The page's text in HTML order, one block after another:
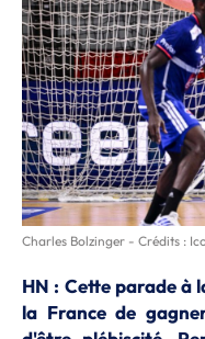
Charles Bolzinger - Crédits :
HN : Cette parade à
la France de